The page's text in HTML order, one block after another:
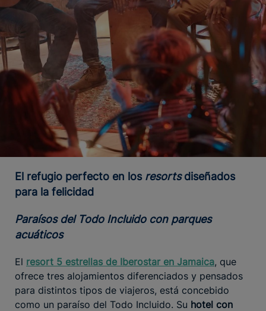
El refugio perfecto en los resortsdiseñados
para la felicidad
Paraísos del Todo Incluido con parques
acuáticos
El resort 5 estrellas de Iberostar en Jamaica, que
ofrece tres alojamientos diferenciados y pensados
para distintos tipos de viajeros, está concebido
como un paraíso del Todo Incluido. Su hotel con